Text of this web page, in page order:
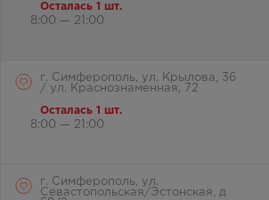
Осталась 1 шт.
8:00 — 21:00
г. Симферополь, ул. Крылова, 36
/ ул. Краснознаменная, 72
Осталась 1 шт.
8:00 — 21:00
г. Симферополь, ул.
Севастопольская/Эстонская, д